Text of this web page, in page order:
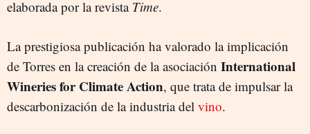
elaborada por la revista Time.
La prestigiosa publicación ha valorado la implicación
de Torres en la creación de la asociación International
Wineries for Climate Action, que trata de impulsar la
descarbonización de la industria del vino.